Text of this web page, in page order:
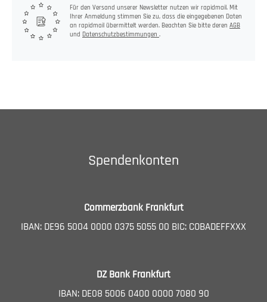
Für den Versand unserer Newsletter nutzen wir rapidmail. Mit
Ihrer Anmeldung stimmen Sie zu, dass die eingegebenen Daten
an rapidmail übermittelt werden. Beachten Sie bitte deren AGB
und Datenschutzbestimmungen .
Spendenkonten
Commerzbank Frankfurt
IBAN: DE96 5004 0000 0375 5055 00 BIC: COBADEFFXXX
DZ Bank Frankfurt
IBAN: DE08 5006 0400 0000 7080 90